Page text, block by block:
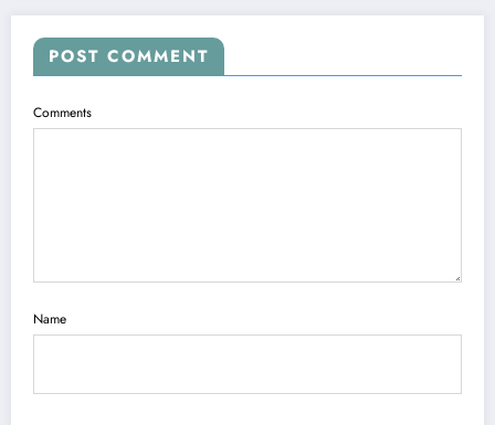
POST COMMENT
Comments
Name